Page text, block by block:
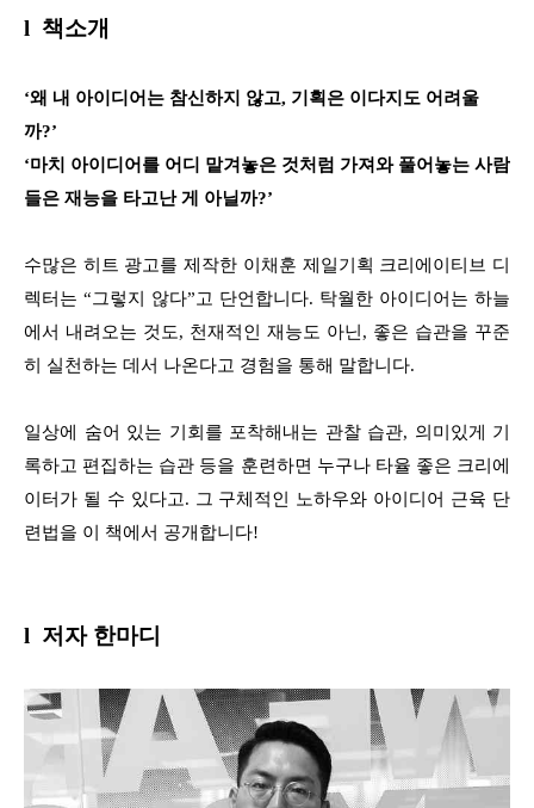
l 책소개
‘왜 내 아이디어는 참신하지 않고, 기획은 이다지도 어려울
까?’
‘마치 아이디어를 어디 맡겨놓은 것처럼 가져와 풀어놓는 사람
들은 재능을 타고난 게 아닐까?’
수많은 히트 광고를 제작한 이채훈 제일기획 크리에이티브 디
렉터는 “그렇지 않다”고 단언합니다. 탁월한 아이디어는 하늘
에서 내려오는 것도, 천재적인 재능도 아닌, 좋은 습관을 꾸준
히 실천하는 데서 나온다고 경험을 통해 말합니다.
일상에 숨어 있는 기회를 포착해내는 관찰 습관, 의미있게 기
록하고 편집하는 습관 등을 훈련하면 누구나 타율 좋은 크리에
이터가 될 수 있다고. 그 구체적인 노하우와 아이디어 근육 단
련법을 이 책에서 공개합니다!
l 저자 한마디